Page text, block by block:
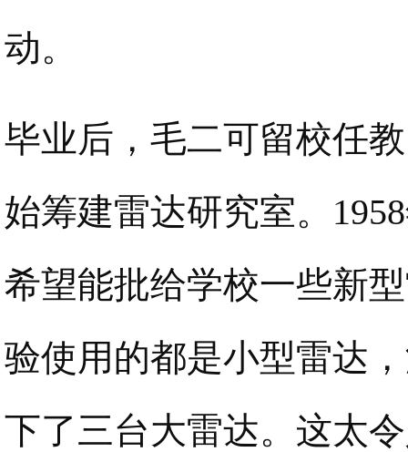
动。
毕业后，毛二可留校任
始筹建雷达研究室。
希望能批给学校一些新
验使用的都是小型雷达
下了三台大雷达。这太